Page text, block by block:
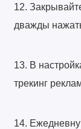
12.
дважды
13. В
трекинг
14.